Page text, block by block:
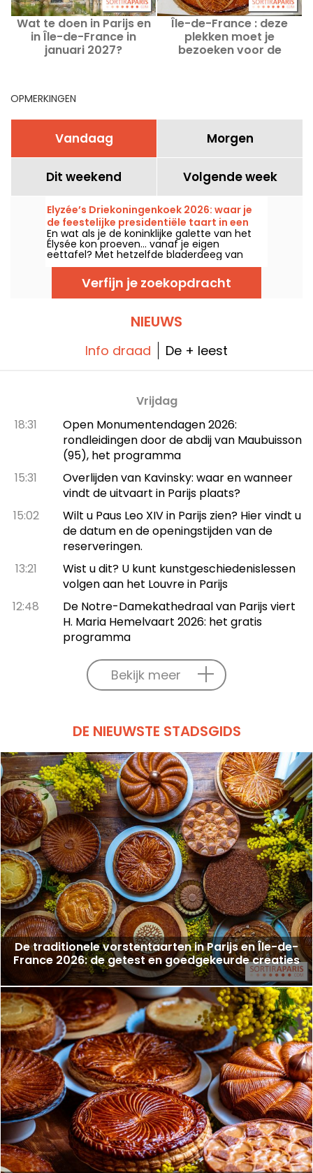
Wat te doen in Parijs en
in Île-de-France in
januari 2027?
Île-de-France : deze
plekken moet je
bezoeken voor de
OPMERKINGEN
Vandaag Morgen
Dit weekend Volgende week
Elyzée’s Driekoningenkoek 2026: waar je
de feestelijke presidentiële taart in een
gezinsvriendelijke versie kunt krijgen? -
foto’s
En wat als je de koninklijke galette van het
Élysée kon proeven… vanaf je eigen
eettafel? Met hetzelfde bladerdeeg van
puur boter, dezelfde huisgemaakte
frangipane, en deze keer met de boon zodat
iedereen even koning of koningin kan zijn
voor één stuk. Deze galette is er in een
in het 15e arrondissement, trouw aan het
recept uit het paleis, maar bedacht voor
Verfijn je zoekopdracht
NIEUWS
Info draad De + leest
Vrijdag
18:31
Open Monumentendagen 2026:
rondleidingen door de abdij van Maubuisson
(95), het programma
15:31
Overlijden van Kavinsky: waar en wanneer
vindt de uitvaart in Parijs plaats?
15:02
Wilt u Paus Leo XIV in Parijs zien? Hier vindt u
de datum en de openingstijden van de
reserveringen.
13:21
Wist u dit? U kunt kunstgeschiedenislessen
volgen aan het Louvre in Parijs
12:48
De Notre-Damekathedraal van Parijs viert
H. Maria Hemelvaart 2026: het gratis
programma
Bekijk meer
DE NIEUWSTE STADSGIDS
De traditionele vorstentaarten in Parijs en Île-de-
France 2026: de getest en goedgekeurde creaties